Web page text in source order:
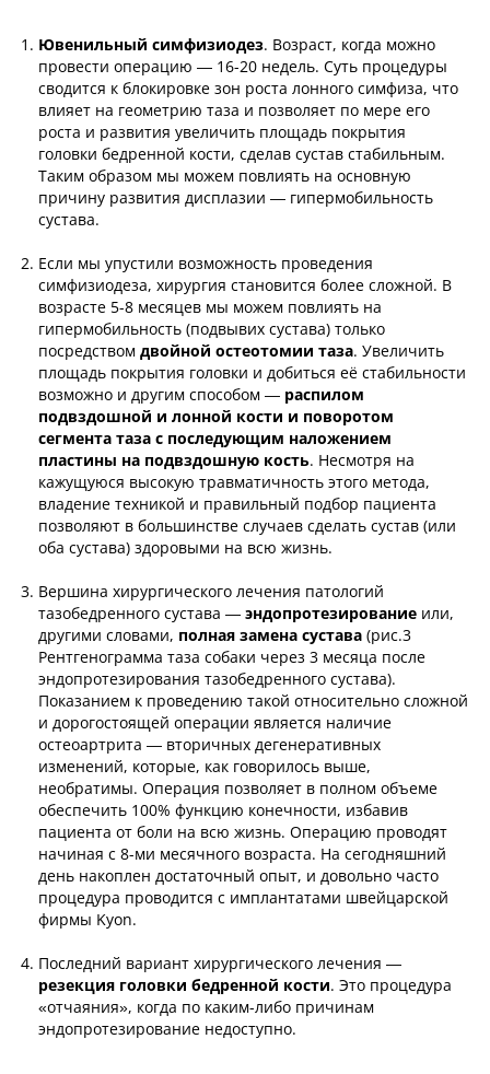
Ювенильный симфизиодез. Возраст, когда можно
провести операцию — 16-20 недель. Суть процедуры
сводится к блокировке зон роста лонного симфиза, что
влияет на геометрию таза и позволяет по мере его
роста и развития увеличить площадь покрытия
головки бедренной кости, сделав сустав стабильным.
Таким образом мы можем повлиять на основную
причину развития дисплазии — гипермобильность
сустава.
Если мы упустили возможность проведения
симфизиодеза, хирургия становится более сложной. В
возрасте 5-8 месяцев мы можем повлиять на
гипермобильность (подвывих сустава) только
посредством двойной остеотомии таза. Увеличить
площадь покрытия головки и добиться её стабильности
возможно и другим способом — распилом
подвздошной и лонной кости и поворотом
сегмента таза с последующим наложением
пластины на подвздошную кость. Несмотря на
кажущуюся высокую травматичность этого метода,
владение техникой и правильный подбор пациента
позволяют в большинстве случаев сделать сустав (или
оба сустава) здоровыми на всю жизнь.
Вершина хирургического лечения патологий
тазобедренного сустава — эндопротезирование или,
другими словами, полная замена сустава (рис.3
Рентгенограмма таза собаки через 3 месяца после
эндопротезирования тазобедренного сустава).
Показанием к проведению такой относительно сложной
и дорогостоящей операции является наличие
остеоартрита — вторичных дегенеративных
изменений, которые, как говорилось выше,
необратимы. Операция позволяет в полном объеме
обеспечить 100% функцию конечности, избавив
пациента от боли на всю жизнь. Операцию проводят
начиная с 8-ми месячного возраста. На сегодняшний
день накоплен достаточный опыт, и довольно часто
процедура проводится с имплантатами швейцарской
фирмы Kyon.
Последний вариант хирургического лечения —
резекция головки бедренной кости. Это процедура
«отчаяния», когда по каким-либо причинам
эндопротезирование недоступно.